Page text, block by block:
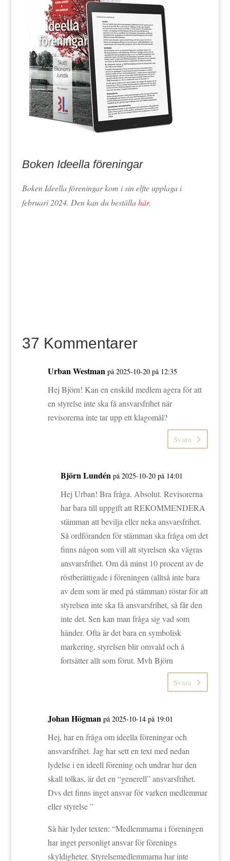
Boken Ideella föreningar
Boken Ideella föreningar kom i sin elfte upplaga i
februari 2024. Den kan du beställahär.
37 Kommentarer
Urban Westman på 2025-10-20 på 12:35
Hej Björn! Kan en enskild medlem agera för att
en styrelse inte ska få ansvarsfrihet när
revisorerna inte tar upp ett klagomål?
Svara
Björn Lundén på 2025-10-20 på 14:01
Hej Urban! Bra fråga. Absolut. Revisorerna
har bara till uppgift att REKOMMENDERA
stämman att bevilja eller neka ansvarsfrihet.
Så ordföranden för stämman ska fråga om det
finns någon som vill att styrelsen ska vägras
ansvarsfrihet. Om då minst 10 procent av de
röstberättigade i föreningen (alltså inte bara
av dem som är med på stämman) röstar för att
styrelsen inte ska få ansvarsfrihet, så får den
inte det. Sen kan man fråga sig vad som
händer. Ofta är det bara en symbolisk
markering, styrelsen blir omvald och å
fortsätter allt som förut. Mvh Björn
Svara
Johan Högman på 2025-10-14 på 19:01
Hej, har en fråga om ideella föreningar och
ansvarsfrihet. Jag har sett en text med nedan
lydelse i en ideell förening och undrar hur den
skall tolkas, är det en “generell” ansvarsfrihet.
Dvs det finns inget ansvar för varken medlemmar
eller styrelse ”
Så här lyder texten: “Medlemmarna i föreningen
har inget personligt ansvar för förenings
skyldigheter. Styrelsemedlemmarna har inte